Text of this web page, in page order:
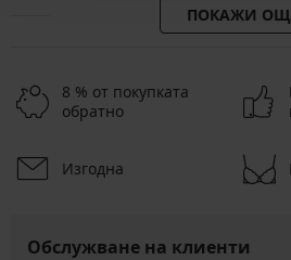
ПОКАЖИ
8 % от покупката
обратно
Изгодна
Обслужване на клиенти